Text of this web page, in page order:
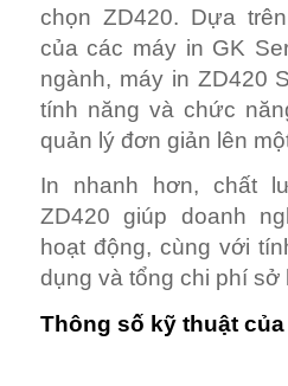
chọn ZD420. Dựa
của các máy in GK
ngành, máy in ZD420
tính năng và chức
quản lý đơn giản lên
In nhanh hơn, chất
ZD420 giúp doanh
hoạt động, cùng với
dụng và tổng chi phí sở
Thông số kỹ thuật của